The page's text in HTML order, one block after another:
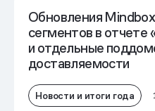
Обновления
сегментов в отчете
и отдельные
доставляемости
Новости и итоги года